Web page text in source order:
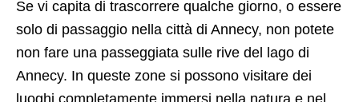
Se vi capita di trascorrere qualche giorno, o essere
solo di passaggio nella città di Annecy, non potete
non fare una passeggiata sulle rive del lago di
Annecy. In queste zone si possono visitare dei
luoghi completamente immersi nella natura e nel